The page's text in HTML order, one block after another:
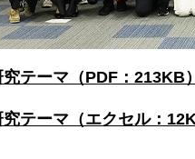
テーマ（PDF：213KB）
テーマ（エクセル：